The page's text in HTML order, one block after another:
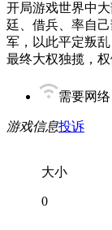
开局游戏世界中
廷、借兵、率自
军，以此平定叛
最终大权独揽，权
需要网络
游戏信息投诉
大小
0